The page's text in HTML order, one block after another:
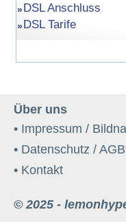
DSL Anschluss
DSL Tarife
Über uns
• Impressum /
• Datenschutz / AGB
• Kontakt
© 2025 -